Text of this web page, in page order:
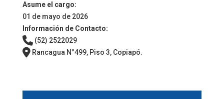
Asume el cargo:
01 de mayo de 2026
Información de Contacto:
(52) 2522029
Rancagua N°499, Piso 3, Copiapó.